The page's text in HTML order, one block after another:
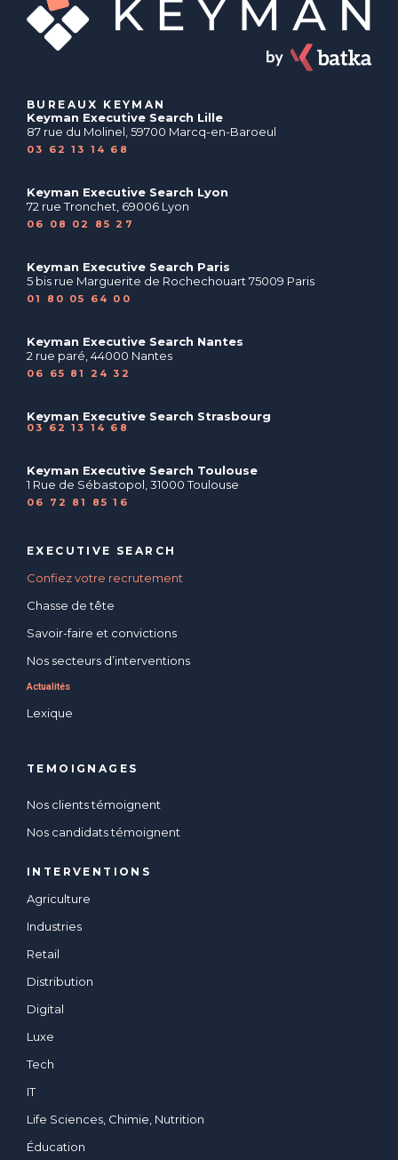
BUREAUX KEYMAN
Keyman Executive Search Lille
87 rue du Molinel, 59700 Marcq-en-Baroeul
03 62 13 14 68
Keyman Executive Search Lyon
72 rue Tronchet, 69006 Lyon
06 08 02 85 27
Keyman Executive Search Paris
5 bis rue Marguerite de Rochechouart 75009 Paris
01 80 05 64 00
Keyman Executive Search Nantes
2 rue paré, 44000 Nantes
06 65 81 24 32
Keyman Executive Search Strasbourg
03 62 13 14 68
Keyman Executive Search Toulouse
1 Rue de Sébastopol, 31000 Toulouse
06 72 81 85 16
EXECUTIVE SEARCH
Confiez votre recrutement
Chasse de tête
Savoir-faire et convictions
Nos secteurs d’interventions
Actualités
Lexique
TEMOIGNAGES
Nos clients témoignent
Nos candidats témoignent
INTERVENTIONS
Agriculture
Industries
Retail
Distribution
Digital
Luxe
Tech
IT
Life Sciences, Chimie, Nutrition
Éducation